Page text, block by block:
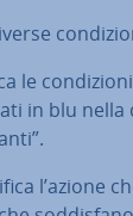
le
in blu nella
l’azione